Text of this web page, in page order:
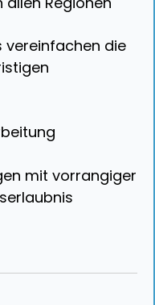
vereinfachen die
mit vorrangiger